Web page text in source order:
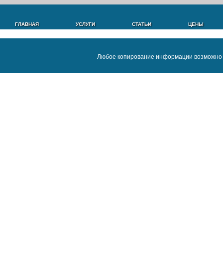
ГЛАВНАЯ УСЛУГИ СТАТЬИ ЦЕНЫ
Любое копирование информации